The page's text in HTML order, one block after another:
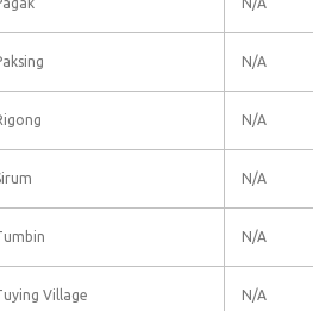
N/A
N/A
N/A
N/A
Village N/A